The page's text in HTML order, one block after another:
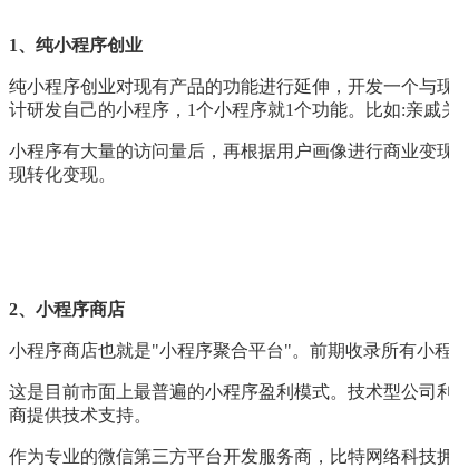
1、纯小程序创业
纯小程序创业对现有产品的功能进行延伸，开发一个与
计研发自己的小程序，1个小程序就1个功能。比如:亲戚
小程序有大量的访问量后，再根据用户画像进行商业
现转化变现。
2、小程序商店
小程序商店也就是"小程序聚合平台"。前期收录所有小
这是目前市面上最普遍的小程序盈利模式。技术型公
商提供技术支持。
作为专业的微信第三方平台开发服务商，比特网络科